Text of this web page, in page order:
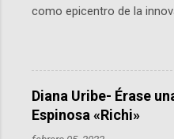
como epicentro de la
hackathon global que
Agencia Espacial Europea
la vida cotidiana. Este
Planetario de Bogotá del
Andes, reúne a expertos
Diana Uribe- Érase
Espinosa «Richi»